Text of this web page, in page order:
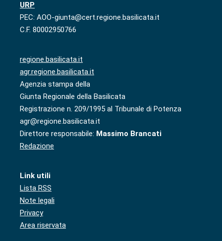
URP
PEC: AOO-giunta@cert.regione.basilicata.it
C.F. 80002950766
regione.basilicata.it
agr.regione.basilicata.it
Agenzia stampa della
Giunta Regionale della Basilicata
Registrazione n. 209/1995 al Tribunale di Potenza
agr@regione.basilicata.it
Direttore responsabile: Massimo Brancati
Redazione
Link utili
Lista RSS
Note legali
Privacy
Area riservata